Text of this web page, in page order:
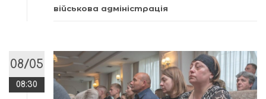
військова адміністрація
08/05
08:30